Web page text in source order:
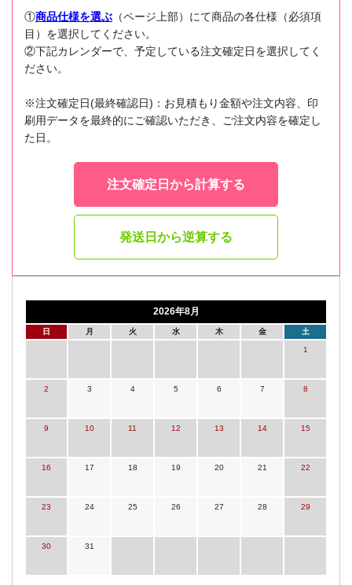
①商品仕様を選ぶ （ページ上部）にて商品の各仕様（必須項
目）を選択してください。
②下記カレンダーで、予定している注文確定日を選択してく
ださい。
※注文確定日(最終確認日)：お見積もり金額や注文内容、印
刷用データを最終的にご確認いただき、ご注文内容を確定し
た日。
注文確定日から計算する
発送日から逆算する
2026年8月
日 月 火 水 木 金 土
1
2 3 4 5 6 7 8
9 10 11 12 13 14 15
16 17 18 19 20 21 22
23 24 25 26 27 28 29
30 31